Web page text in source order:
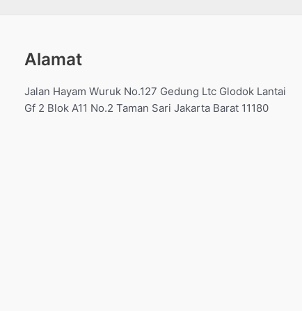
Alamat
Jalan Hayam Wuruk No.127 Gedung Ltc Glodok Lantai
Gf 2 Blok A11 No.2 Taman Sari Jakarta Barat 11180